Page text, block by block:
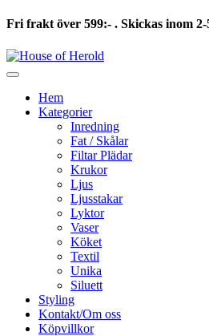
Fri frakt över 599:- . Skickas inom
Hoppa
till
Hem
Kategorier
Inredning
Fat / Skålar
Filtar Plädar
Krukor
Ljus
Ljusstakar
Lyktor
Vaser
Köket
Textil
Unika
Siluett
Styling
Kontakt/Om oss
Köpvillkor